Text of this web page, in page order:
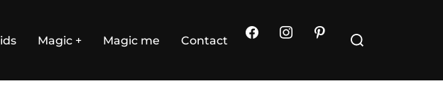
Magic + Magic me Contact
Rechercher :